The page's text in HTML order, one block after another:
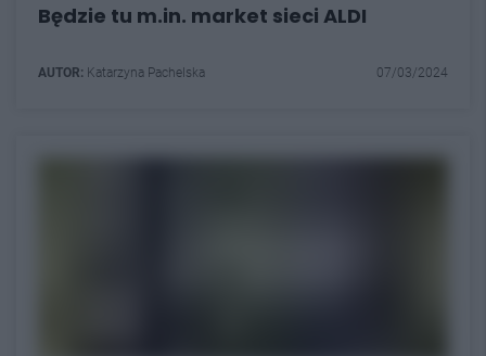
Będzie tu m.in. market sieci ALDI
AUTOR: Katarzyna Pachelska 07/03/2024